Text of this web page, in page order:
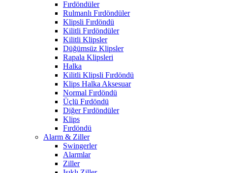
Fırdöndüler
Rulmanlı Fırdöndüler
Klipsli Fırdöndü
Kilitli Fırdöndüler
Kilitli Klipsler
Düğümsüz Klipsler
Rapala Klipsleri
Halka
Kilitli Klipsli Fırdöndü
Klips Halka Aksesuar
Normal Fırdöndü
Üçlü Fırdöndü
Diğer Fırdöndüler
Klips
Fırdöndü
Alarm & Ziller
Swingerler
Alarmlar
Ziller